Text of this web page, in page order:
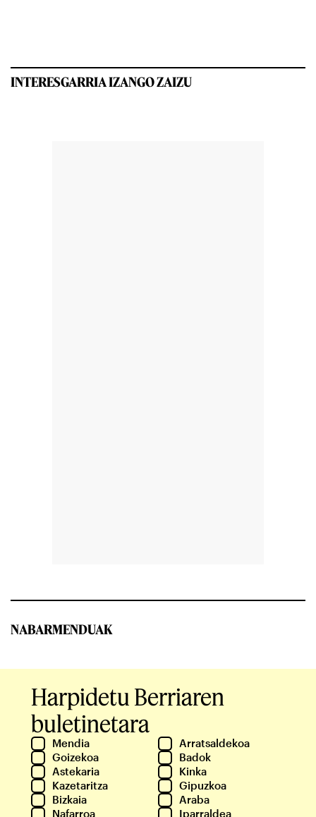
INTERESGARRIA IZANGO ZAIZU
NABARMENDUAK
Harpidetu Berriaren
buletinetara
Mendia
Arratsaldekoa
Goizekoa
Badok
Astekaria
Kinka
Kazetaritza
Gipuzkoa
Bizkaia
Araba
Nafarroa
Iparraldea